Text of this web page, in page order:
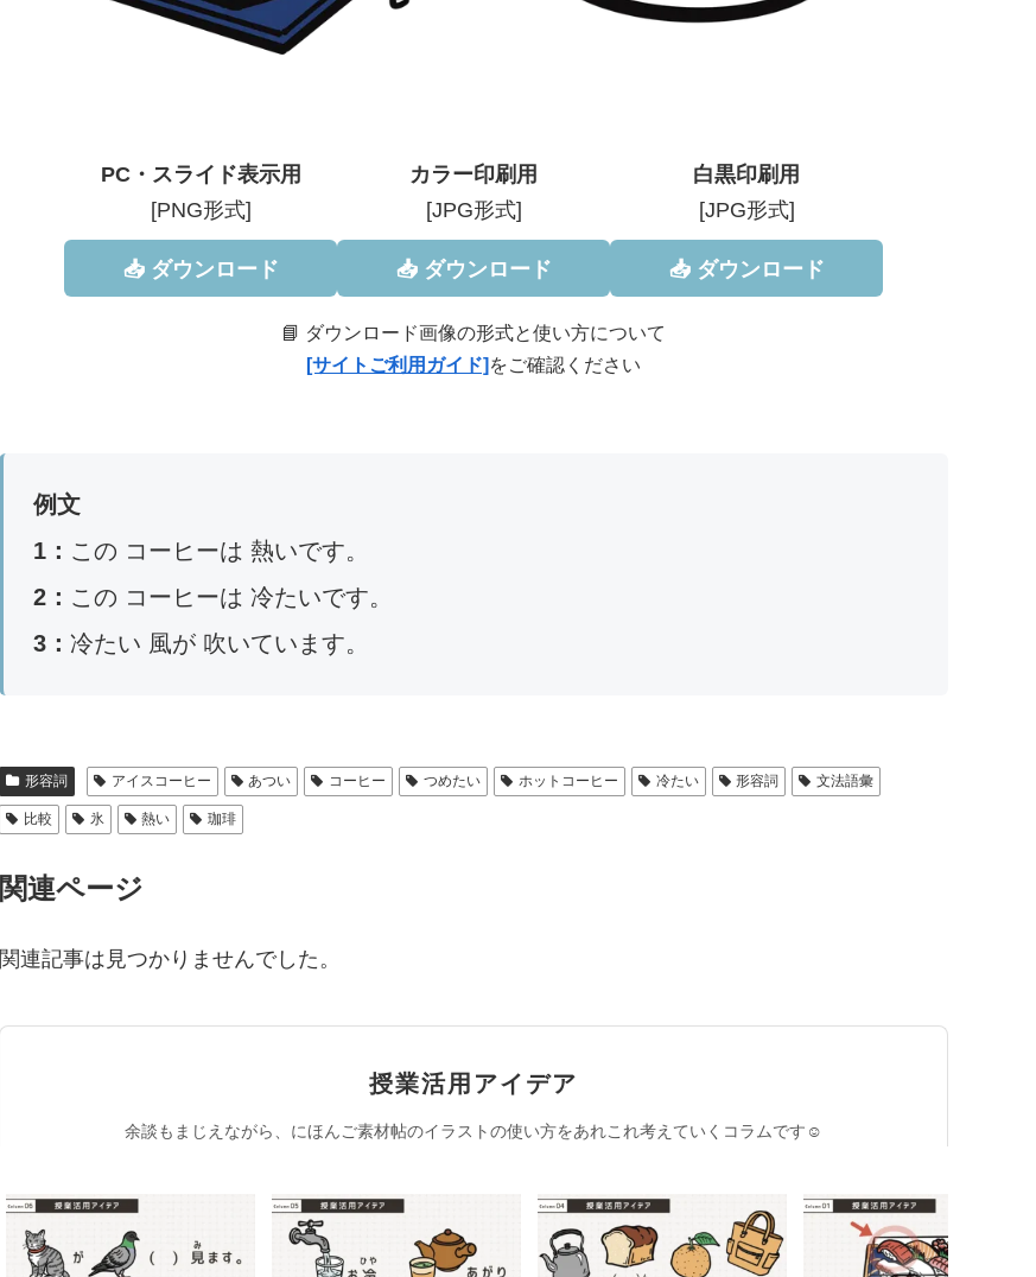
PC・スライド表示用
[PNG形式]
📥 ダウンロード
カラー印刷用
[JPG形式]
📥 ダウンロード
白黒印刷用
[JPG形式]
📥 ダウンロード
📘 ダウンロード画像の形式と使い方について
[サイトご利用ガイド]をご確認ください
例文
1： この コーヒーは 熱いです。
2： この コーヒーは 冷たいです。
3： 冷たい 風が 吹いています。
形容詞 アイスコーヒー あつい コーヒー つめたい ホットコーヒー 冷たい 形容詞 文法語彙
比較 氷 熱い 珈琲
関連ページ
関連記事は見つかりませんでした。
授業活用アイデア
余談もまじえながら、にほんご素材帖のイラストの使い方をあれこれ考えていくコラムです☺︎